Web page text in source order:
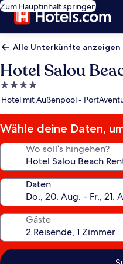
Zum Hauptinhalt springen
Alle Unterkünfte anzeigen
Hotel Salou
4.0-
Sterne-
Hotel mit Außenpool -
Wähle deine Daten,
Wo soll’s hingehen?
Daten
Gäste